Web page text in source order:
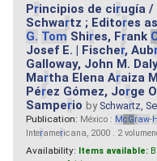
Principios de cirugía /
Schwartz ; Editores
G. Tom Shires, Frank
Josef E. | Fischer, Aub
Galloway, John M.
Martha Elena Araiza
Pérez Gómez, Jorge O
Samperio by Schwartz,
Publication: México : McGraw-
Interamericana, 2000 . 2
Availability: Items available: